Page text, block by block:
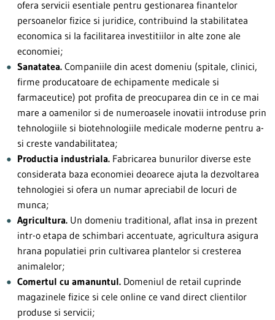
ofera servicii esentiale pentru gestionarea finantelor
persoanelor fizice si juridice, contribuind la stabilitatea
economica si la facilitarea investitiilor in alte zone ale
economiei;
Sanatatea. Companiile din acest domeniu (spitale, clinici,
firme producatoare de echipamente medicale si
farmaceutice) pot profita de preocuparea din ce in ce mai
mare a oamenilor si de numeroasele inovatii introduse prin
tehnologiile si biotehnologiile medicale moderne pentru a-
si creste vandabilitatea;
Productia industriala. Fabricarea bunurilor diverse este
considerata baza economiei deoarece ajuta la dezvoltarea
tehnologiei si ofera un numar apreciabil de locuri de
munca;
Agricultura. Un domeniu traditional, aflat insa in prezent
intr-o etapa de schimbari accentuate, agricultura asigura
hrana populatiei prin cultivarea plantelor si cresterea
animalelor;
Comertul cu amanuntul. Domeniul de retail cuprinde
magazinele fizice si cele online ce vand direct clientilor
produse si servicii;